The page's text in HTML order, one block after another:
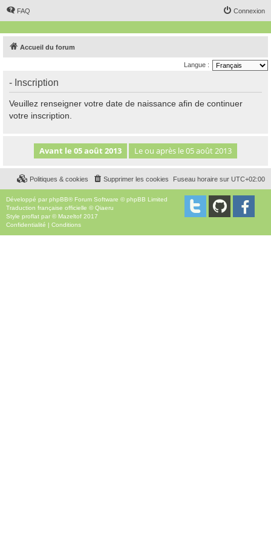
FAQ Connexion
Accueil du forum
Langue :
- Inscription
Veuillez renseigner votre date de naissance afin de continuer
votre inscription.
Fuseau horaire sur UTC+02:00
Supprimer les cookies
Politiques & cookies
Développé par phpBB® Forum Software © phpBB Limited
Traduction française officielle ©Qiaeru
Style proflat par © Mazeltof 2017
Confidentialité
Conditions